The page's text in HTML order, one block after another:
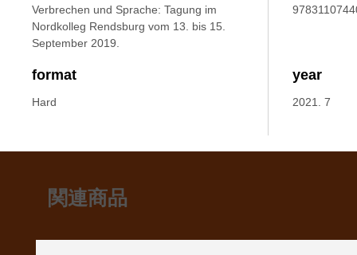
Verbrechen und Sprache: Tagung im
Nordkolleg Rendsburg vom 13. bis 15.
September 2019.
format
Hard
year
2021. 7
関連商品